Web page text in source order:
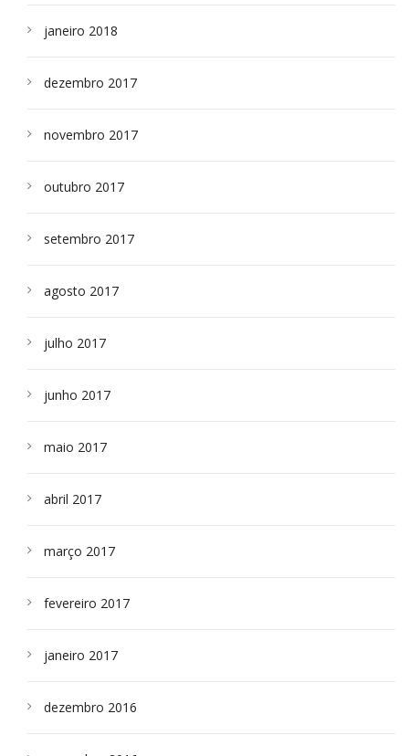
janeiro 2018
dezembro 2017
novembro 2017
outubro 2017
setembro 2017
agosto 2017
julho 2017
junho 2017
maio 2017
abril 2017
março 2017
fevereiro 2017
janeiro 2017
dezembro 2016